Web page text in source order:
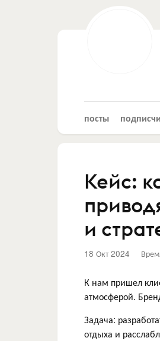
посты
Кейс:
и
18 Окт 2024
К нам пришел
атмосферой.
Задача:
отдыха и